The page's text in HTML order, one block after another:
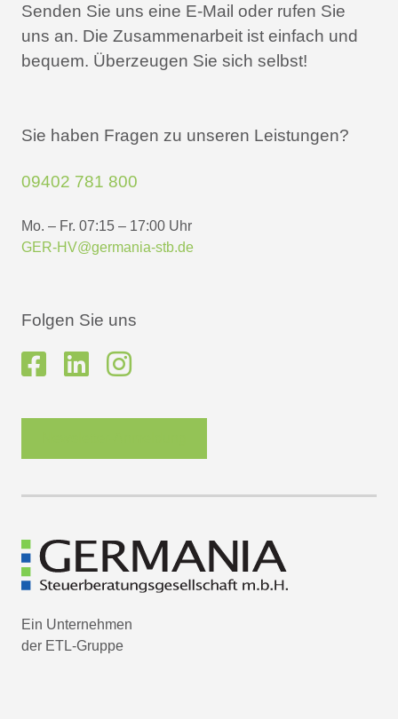
Senden Sie uns eine E-Mail oder rufen Sie
uns an. Die Zusammenarbeit ist einfach und
bequem. Überzeugen Sie sich selbst!
Sie haben Fragen zu unseren Leistungen?
09402 781 800
Mo. – Fr. 07:15 – 17:00 Uhr
GER-HV@germania-stb.de
Folgen Sie uns
Ein Unternehmen
der ETL-Gruppe